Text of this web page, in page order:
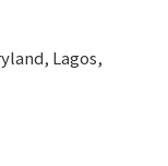
Lagos,